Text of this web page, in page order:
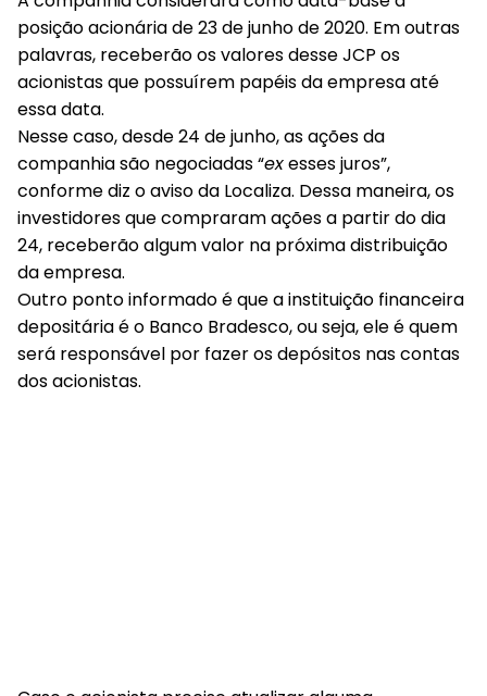
posição acionária de 23 de junho de 2020. Em outras
palavras, receberão os valores desse JCP os
acionistas que possuírem papéis da empresa até
essa data.
Nesse caso, desde 24 de junho, as ações da
companhia são negociadas “exesses juros”,
conforme diz o aviso da Localiza. Dessa maneira, os
investidores que compraram ações a partir do dia
24, receberão algum valor na próxima distribuição
da empresa.
Outro ponto informado é que a instituição financeira
depositária é o Banco Bradesco, ou seja, ele é quem
será responsável por fazer os depósitos nas contas
dos acionistas.